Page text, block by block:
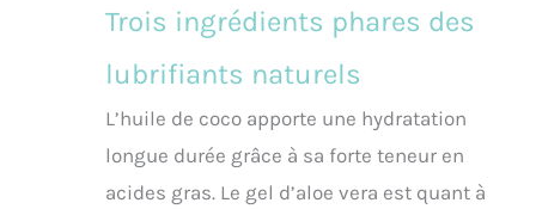
Trois ingrédients phares des
lubrifiants naturels
L’huile de coco apporte une hydratation
longue durée grâce à sa forte teneur en
acides gras. Le gel d’aloe vera est quant à